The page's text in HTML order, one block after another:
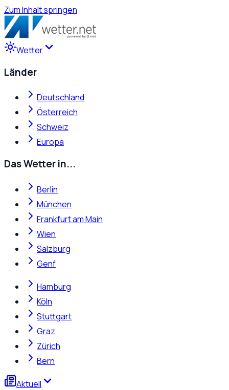
Zum Inhalt springen
Wetter
Länder
Deutschland
Österreich
Schweiz
Europa
Das Wetter in...
Berlin
München
Frankfurt am Main
Wien
Salzburg
Genf
Hamburg
Köln
Stuttgart
Graz
Zürich
Bern
Aktuell